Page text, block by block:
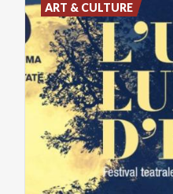
ART & CULTURE